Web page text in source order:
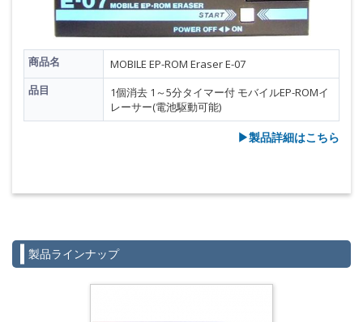
商品名
MOBILE EP-ROM Eraser E-07
品目
1個消去 1～5分タイマー付 モバイルEP-ROMイ
レーサー(電池駆動可能)
▶︎製品詳細はこちら
製品ラインナップ